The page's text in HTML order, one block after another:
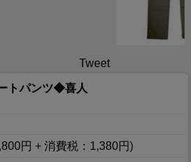
Tweet
トパンツ◆喜人
円 + 消費税：1,380円)